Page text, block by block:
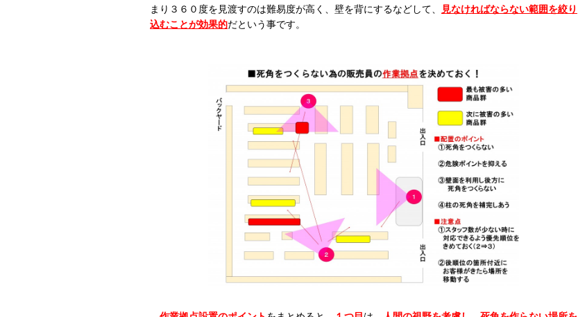
まり３６０度を見渡すのは難易度が高く、壁を背にするなどして、
見なければならない範囲を絞り
込むことが効果的だという事です。